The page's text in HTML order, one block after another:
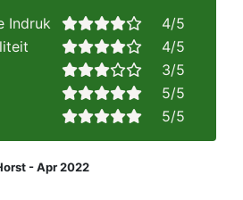
Indruk
4/5
4/5
3/5
5/5
5/5
- Apr 2022